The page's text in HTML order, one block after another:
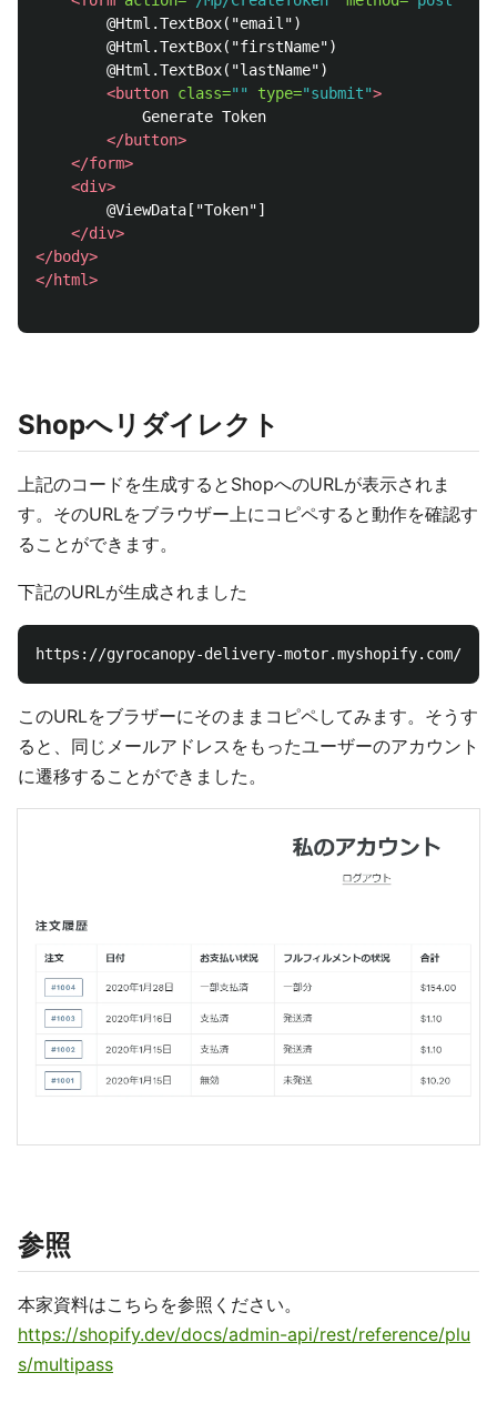
        @Html.TextBox("email")
        @Html.TextBox("firstName")
        @Html.TextBox("lastName")
<button class="" type="submit">
            Generate Token
</button>
</form>
<div>
        @ViewData["Token"]
</div>
</body>
</html>
Shopへリダイレクト
上記のコードを生成するとShopへのURLが表示されま
す。そのURLをブラウザー上にコピペすると動作を確認す
ることができます。
下記のURLが生成されました
このURLをブラザーにそのままコピペしてみます。そうす
ると、同じメールアドレスをもったユーザーのアカウント
に遷移することができました。
参照
本家資料はこちらを参照ください。
https://shopify.dev/docs/admin-api/rest/reference/plu
s/multipass